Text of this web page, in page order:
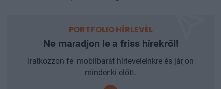
PORTFOLIO HÍRLEVÉL
Ne maradjon le a friss hírekről!
Iratkozzon fel mobilbarát hírleveleinkre és járjon
mindenki előtt.